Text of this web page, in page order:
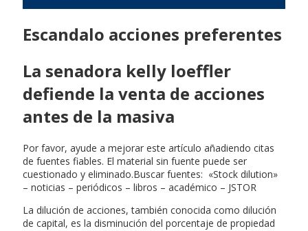
Escandalo acciones preferentes
La senadora kelly loeffler
defiende la venta de acciones
antes de la masiva
Por favor, ayude a mejorar este artículo añadiendo citas
de fuentes fiables. El material sin fuente puede ser
cuestionado y eliminado.Buscar fuentes: «Stock dilution»
– noticias – periódicos – libros – académico – JSTOR
La dilución de acciones, también conocida como dilución
de capital, es la disminución del porcentaje de propiedad